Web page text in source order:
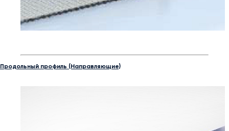
Продольный профиль (Направляющие)